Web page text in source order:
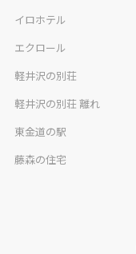
イロホテル
エクロール
軽井沢の別荘
軽井沢の別荘 離れ
東金道の駅
藤森の住宅